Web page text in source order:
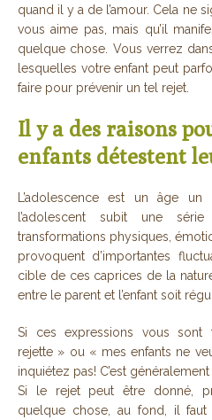
quand il y a de l’amour. Cela ne
vous aime pas, mais qu’il
quelque chose. Vous verrez
lesquelles votre enfant peut
faire pour prévenir un tel rejet.
Il y a des raisons
enfants détestent
L’adolescence est un âge
l’adolescent subit une
transformations physiques,
provoquent d’importantes
cible de ces caprices de la
entre le parent et l’enfant soit
Si ces expressions vous
rejette » ou « mes enfants ne
inquiétez pas! C’est
Si le rejet peut être donné,
quelque chose, au fond, il